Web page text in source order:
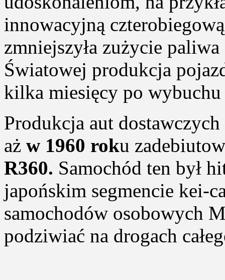
innowacyjną
zmniejszyła zużycie
Światowej produkcja
kilka miesięcy po
Produkcja aut
aż w 1960 roku
R360. Samochód ten był
japońskim segmencie kei-
samochodów osobowych
podziwiać na drogach